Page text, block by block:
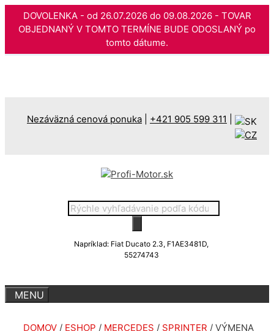
DOVOLENKA - od 26.07.2026 do 09.08.2026 - TOVAR
OBJEDNANÝ V TOMTO TERMÍNE BUDE ODOSLANÝ po
tomto dátume.
Nezáväzná cenová ponuka +421 905 599 311
Products
search
Napríklad: Fiat Ducato 2.3, F1AE3481D,
55274743
DOMOV / ESHOP / MERCEDES / SPRINTER / VÝMENA